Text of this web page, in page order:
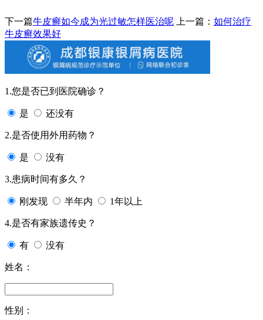
下一篇牛皮癣如今成为光过敏怎样医治呢 上一篇： 如何治疗
牛皮癣效果好
1.您是否已到医院确诊？
是 还没有
2.是否使用外用药物？
是 没有
3.患病时间有多久？
刚发现 半年内 1年以上
4.是否有家族遗传史？
有 没有
姓名：
性别：